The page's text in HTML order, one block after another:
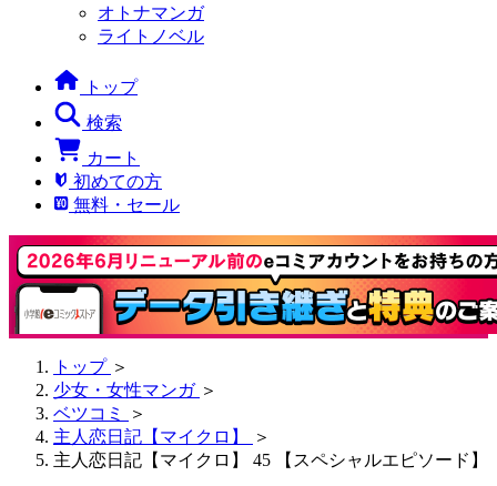
オトナマンガ
ライトノベル
トップ
検索
カート
初めての方
無料・セール
トップ ＞
少女・女性マンガ ＞
ベツコミ
＞
主人恋日記【マイクロ】
＞
主人恋日記【マイクロ】 45 【スペシャルエピソード】